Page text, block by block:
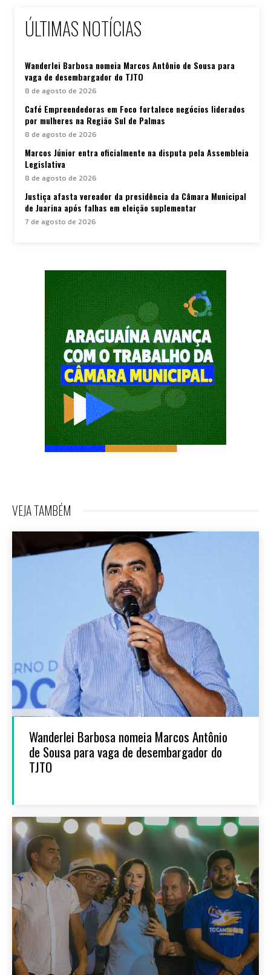
ÚLTIMAS NOTÍCIAS
Wanderlei Barbosa nomeia Marcos Antônio de Sousa para
vaga de desembargador do TJTO
8 de agosto de 2026
Café Empreendedoras em Foco fortalece negócios liderados
por mulheres na Região Sul de Palmas
8 de agosto de 2026
Marcos Júnior entra oficialmente na disputa pela Assembleia
Legislativa
8 de agosto de 2026
Justiça afasta vereador da presidência da Câmara Municipal
de Juarina após falhas em eleição suplementar
7 de agosto de 2026
VEJA TAMBÉM
Wanderlei Barbosa nomeia Marcos Antônio
de Sousa para vaga de desembargador do
TJTO